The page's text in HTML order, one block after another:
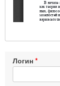
Логин